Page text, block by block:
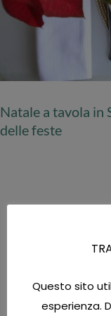
Natale a tavola in
delle feste
Questo sito
esperienza.